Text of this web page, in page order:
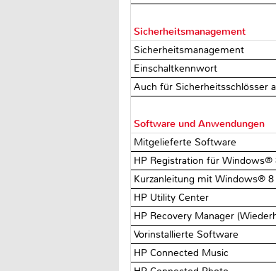
Sicherheitsmanagement
Sicherheitsmanagement
Einschaltkennwort
Auch für Sicherheitsschlösser
Software und Anwendungen
Mitgelieferte Software
HP Registration für Windows®
Kurzanleitung mit Windows® 8
HP Utility Center
HP Recovery Manager
Vorinstallierte Software
HP Connected Music